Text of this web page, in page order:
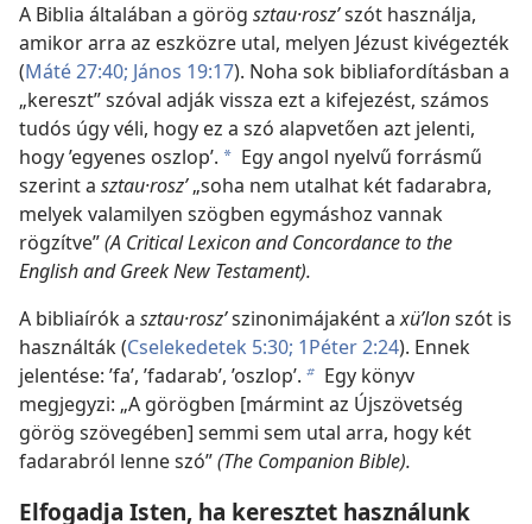
A Biblia általában a görög sztau·roszʹszót használja,
amikor arra az eszközre utal, melyen Jézust kivégezték
(Máté 27:40; János 19:17). Noha sok bibliafordításban a
„kereszt” szóval adják vissza ezt a kifejezést, számos
tudós úgy véli, hogy ez a szó alapvetően azt jelenti,
hogy ’egyenes oszlop’. a Egy angol nyelvű forrásmű
szerint a sztau·roszʹ„soha nem utalhat két fadarabra,
melyek valamilyen szögben egymáshoz vannak
rögzítve”(A Critical Lexicon and Concordance to the
English and Greek New Testament).
A bibliaírók a sztau·roszʹszinonimájaként axüʹlonszót is
használták (Cselekedetek 5:30; 1Péter 2:24). Ennek
jelentése: ’fa’, ’fadarab’, ’oszlop’. b Egy könyv
megjegyzi: „A görögben [mármint az Újszövetség
görög szövegében] semmi sem utal arra, hogy két
fadarabról lenne szó”(The Companion Bible).
Elfogadja Isten, ha keresztet használunk